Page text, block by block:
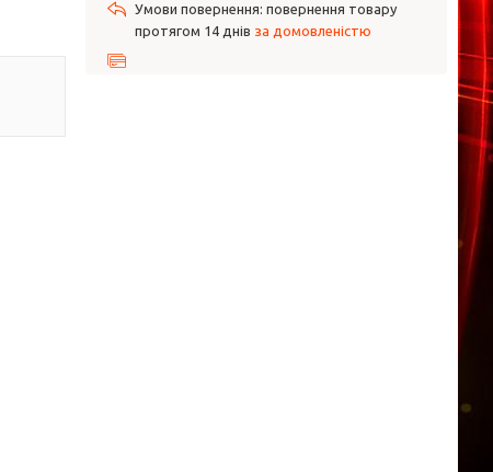
повернення товару
протягом 14 днів за домовленістю